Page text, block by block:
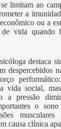
limitam ao
a
ou a
vida quando
destaca
despercebidos
vida social,
a pressão
o sono
musculares
causa clínica